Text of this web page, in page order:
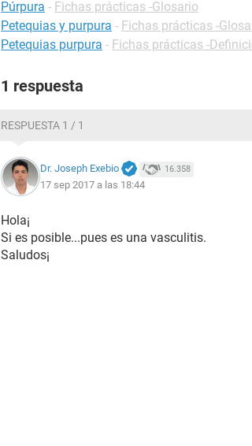
Púrpura - Fichas prácticas -Glosario
Petequias y purpura - Fichas prácticas -
Petequias purpura - Fichas prácticas -
1 respuesta
RESPUESTA 1 / 1
Dr. Joseph Exebio 16.358
17 sep 2017 a las 18:44
Hola¡
Si es posible...pues es una vasculitis.
Saludos¡